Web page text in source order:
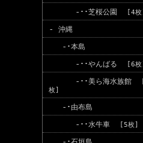
-･･芝桜公園 [4枚]
- 沖縄
-･本島
-･･やんばる [6枚]
-･･美ら海水族館
枚]
-･ 由布島
-･･水牛車 [5枚]